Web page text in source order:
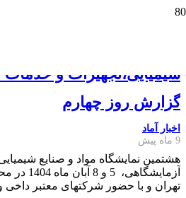
شیمیایی،تجهیزات و
گزارش روز چهارم
اخبار آماد
9 ماه پیش
هشتمین نمایشگاه مواد و صنایع
تهران و با حضور شرکتهای معتبر